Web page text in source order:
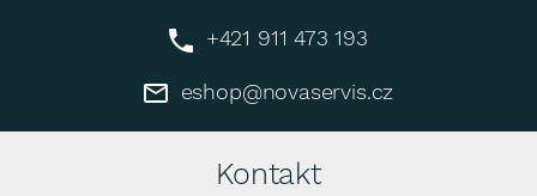
+421 911 473 193
eshop@novaservis.cz
Kontakt